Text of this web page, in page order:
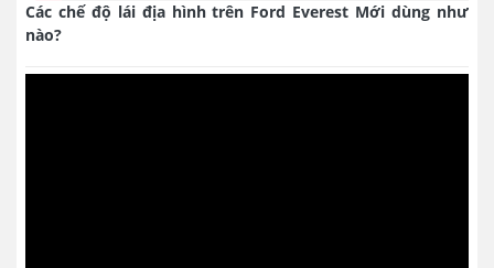
Các chế độ lái địa hình trên Ford Everest Mới dùng như
nào?